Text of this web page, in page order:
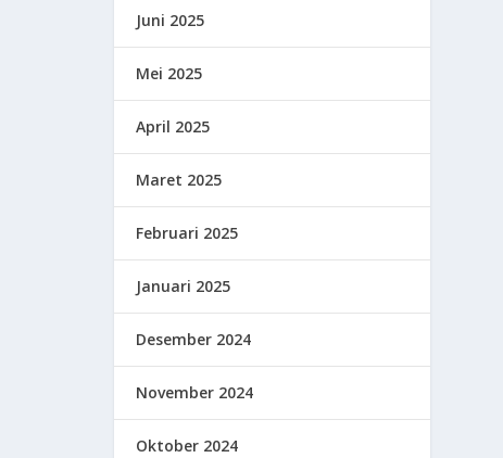
Juni 2025
Mei 2025
April 2025
Maret 2025
Februari 2025
Januari 2025
Desember 2024
November 2024
Oktober 2024